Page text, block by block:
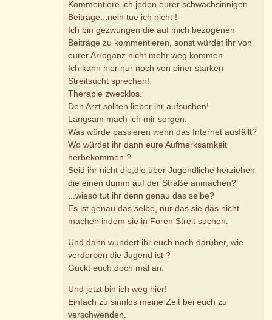
Kommentiere ich jeden eurer schwachsinnigen
Beiträge...nein tue ich nicht !
Ich bin gezwungen die auf mich bezogenen
Beiträge zu kommentieren, sonst würdet ihr von
eurer Arroganz nicht mehr weg kommen.
Ich kann hier nur noch von einer starken
Streitsucht sprechen!
Therapie zwecklos.
Den Arzt sollten lieber ihr aufsuchen!
Langsam mach ich mir sorgen.
Was würde passieren wenn das Internet ausfällt?
Wo würdet ihr dann eure Aufmerksamkeit
herbekommen ?
Seid ihr nicht die,die über Jugendliche herziehen
die einen dumm auf der Straße anmachen?
...wieso tut ihr denn genau das selbe?
Es ist genau das selbe, nur das sie das nicht
machen indem sie in Foren Streit suchen.
Und dann wundert ihr euch noch darüber, wie
verdorben die Jugend ist ?
Guckt euch doch mal an.
Und jetzt bin ich weg hier!
Einfach zu sinnlos meine Zeit bei euch zu
verschwenden.